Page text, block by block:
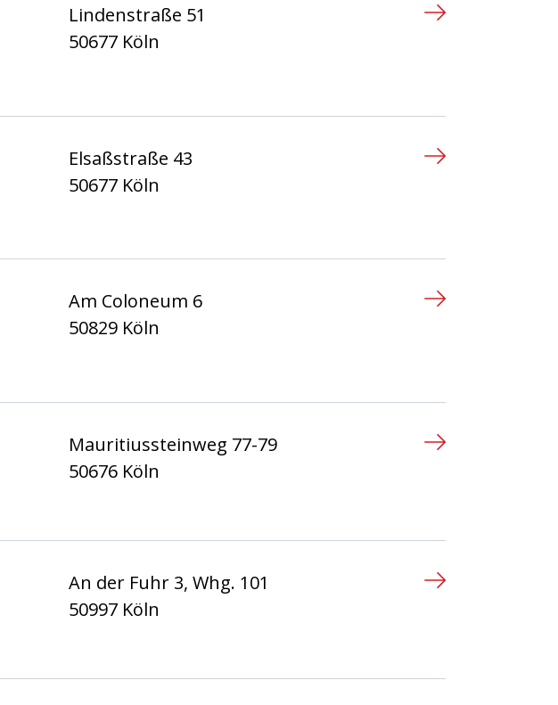
Lindenstraße 51
50677 Köln
Elsaßstraße 43
50677 Köln
Am Coloneum 6
50829 Köln
Mauritiussteinweg 77-79
50676 Köln
An der Fuhr 3, Whg. 101
50997 Köln